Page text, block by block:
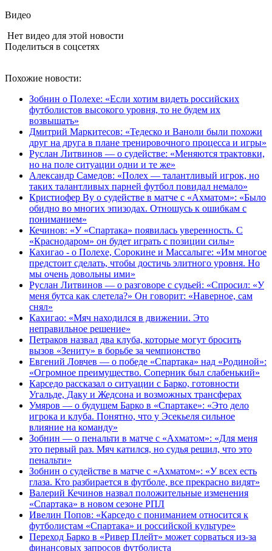
Видео
Нет видео для этой новости
Поделиться в соцсетях
Похожие новости:
Зобнин о Полехе: «Если хотим видеть российских
футболистов высокого уровня, то не будем их
возвышать»
Дмитрий Маркитесов: «Тедеско и Ваноли были похожи
друг на друга в плане тренировочного процесса и игры»
Руслан Литвинов — о судействе: «Меняются трактовки,
но на поле ситуации одни и те же»
Александр Самедов: «Полех — талантливый игрок, но
таких талантливых парней футбол повидал немало»
Кристиофер Ву о судействе в матче с «Ахматом»: «Было
обидно во многих эпизодах. Отношусь к ошибкам с
пониманием»
Кечинов: «У «Спартака» появилась уверенность. С
«Краснодаром» он будет играть с позиции силы»
Кахигао - о Полехе, Сорокине и Массалыге: «Им многое
предстоит сделать, чтобы достичь элитного уровня. Но
мы очень довольны ими»
Руслан Литвинов — о разговоре с судьей: «Спросил: «У
меня бутса как слетела?» Он говорит: «Наверное, сам
снял»
Кахигао: «Мяч находился в движении. Это
неправильное решение»
Петраков назвал два клуба, которые могут бросить
вызов «Зениту» в борьбе за чемпионство
Евгений Ловчев — о победе «Спартака» над «Родиной»:
«Огромное преимущество. Соперник был слабенький»
Карседо рассказал о ситуации с Барко, готовности
Угальде, Даку и Жедсона и возможных трансферах
Умяров — о будущем Барко в «Спартаке»: «Это дело
игрока и клуба. Понятно, что у Эсекьеля сильное
влияние на команду»
Зобнин — о пенальти в матче с «Ахматом»: «Для меня
это первый раз. Мяч катился, но судья решил, что это
пенальти»
Зобнин о судействе в матче с «Ахматом»: «У всех есть
глаза. Кто разбирается в футболе, все прекрасно видят»
Валерий Кечинов назвал положительные изменения
«Спартака» в новом сезоне РПЛ
Ивелин Попов: «Карседо с пониманием относится к
футболистам «Спартака» и российской культуре»
Переход Барко в «Ривер Плейт» может сорваться из‑за
финансовых запросов футболиста